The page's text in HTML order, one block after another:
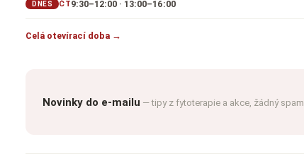
DNES ČT9:30–12:00 · 13:00–16:00
Celá otevírací doba →
Novinky do e-mailu — tipy z fytoterapie a akce, žádný spam